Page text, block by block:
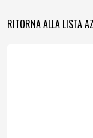
RITORNA ALLA LISTA